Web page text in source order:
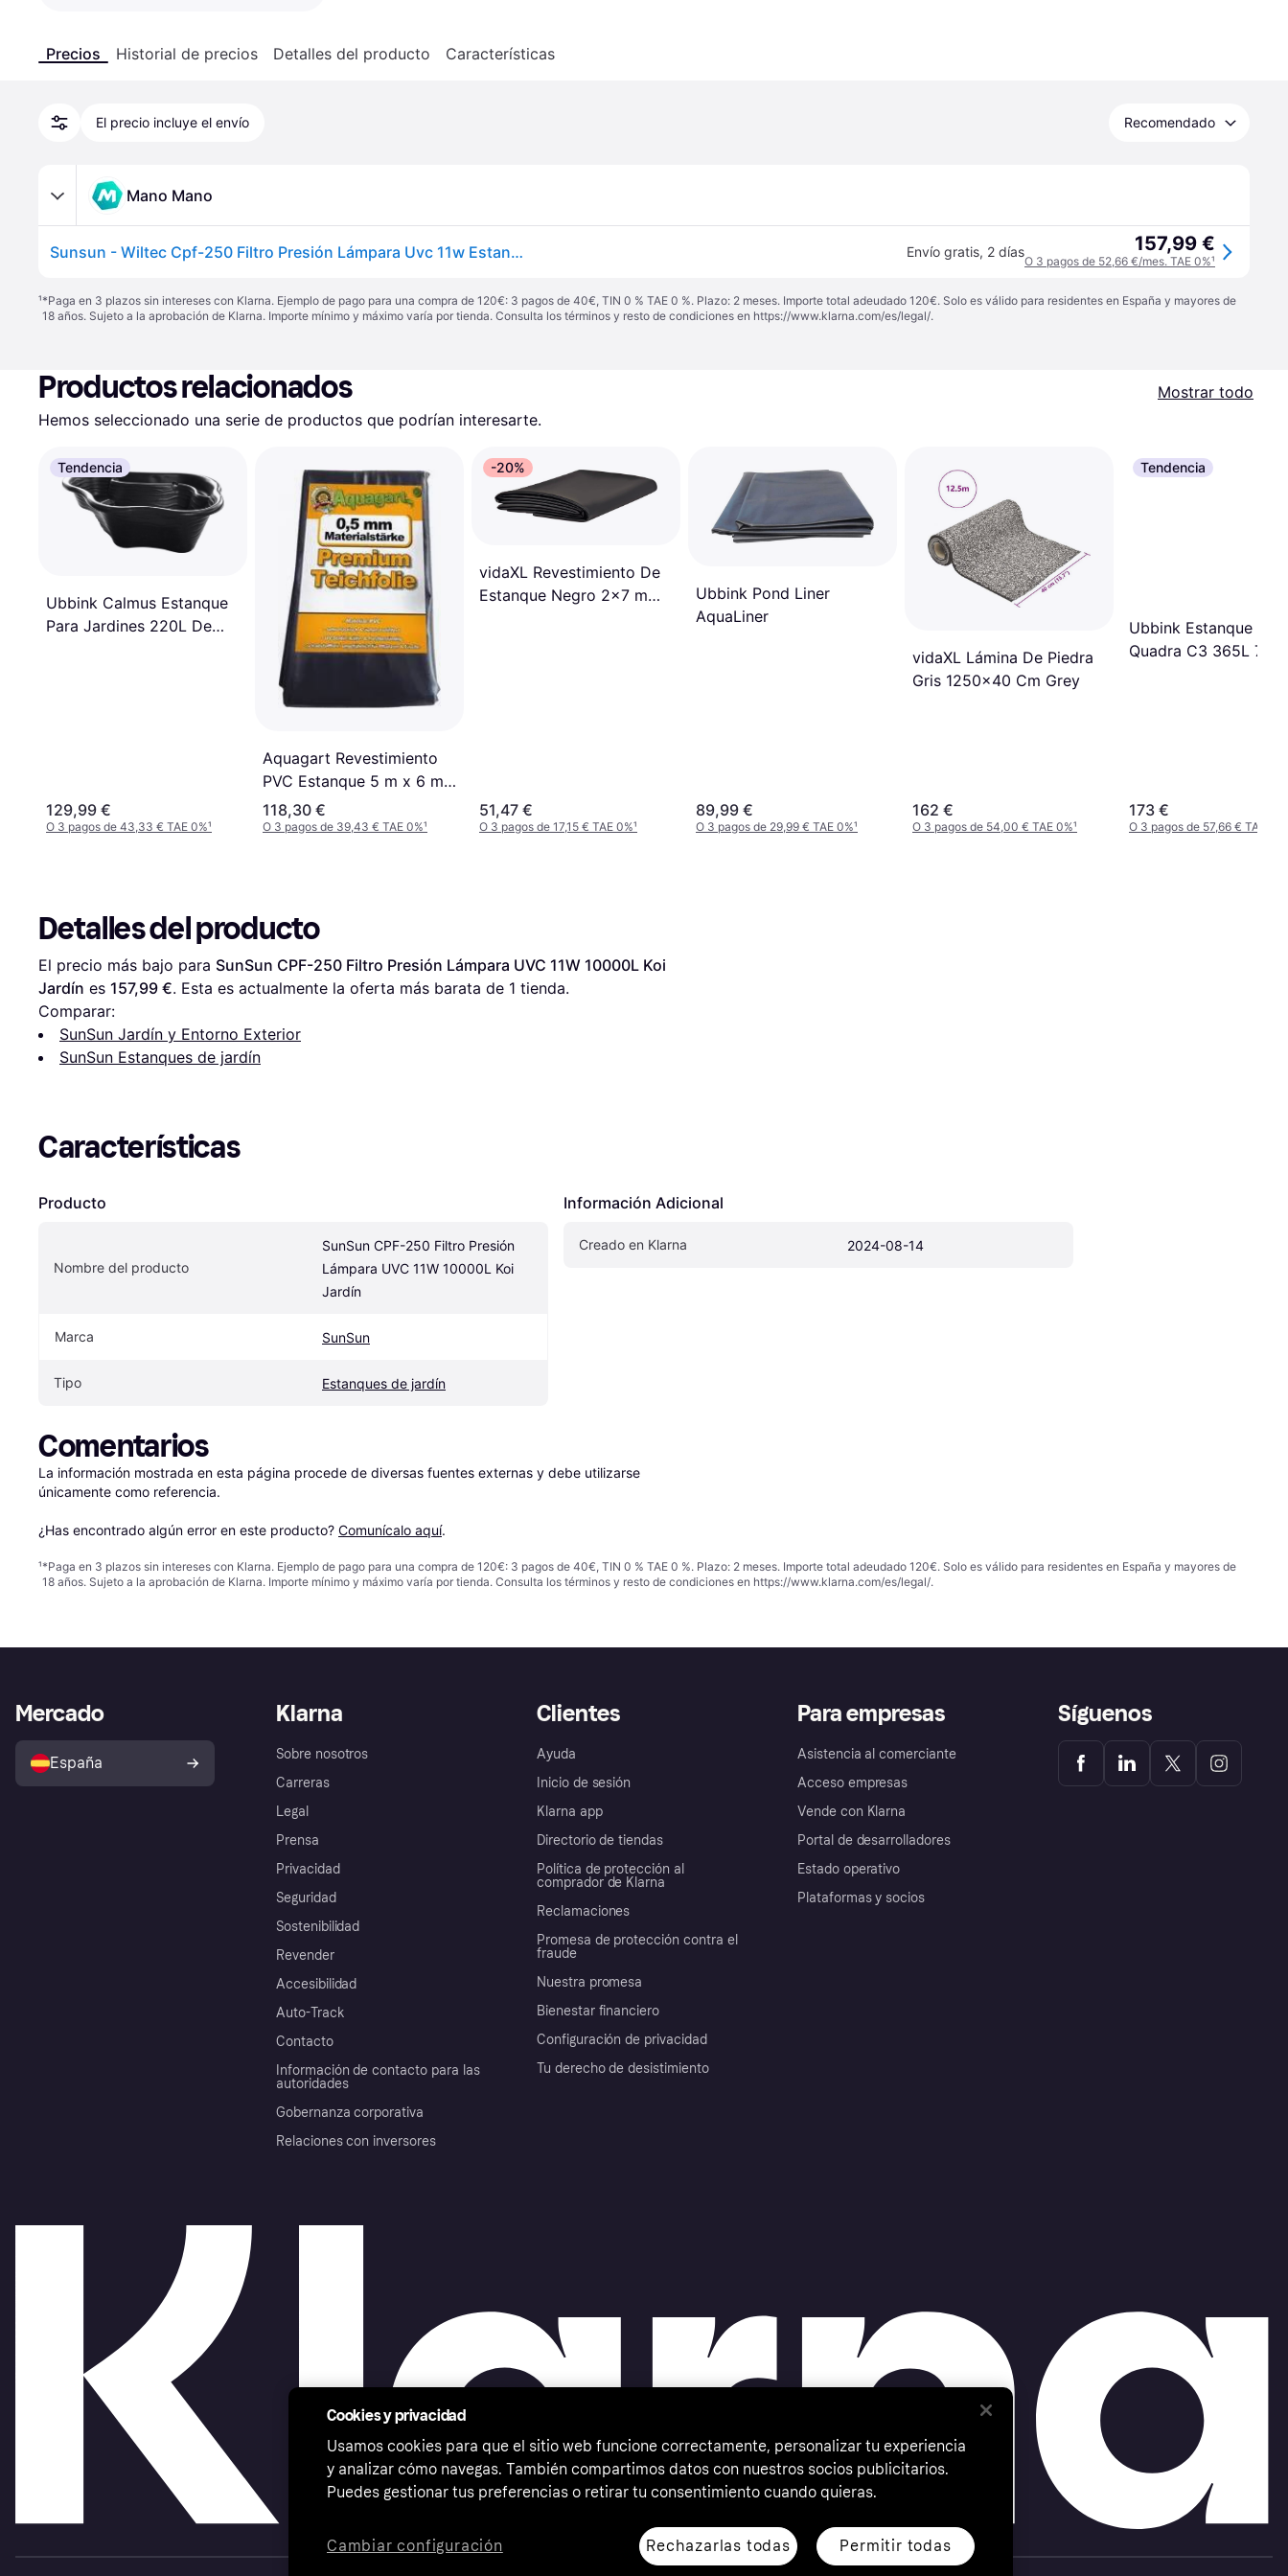
Precios Historial de precios Detalles del producto Características
El precio incluye el envío Recomendado
Mano Mano
Sunsun - Wiltec Cpf-250 Filtro Presión Lámpara Uvc 11w Estanques Hasta 10000l Koi Jardín Peces Jardinería Envío gratis, 2 días 157,99 €
O 3 pagos de 52,66 €/mes. TAE 0%¹
¹*Paga en 3 plazos sin intereses con Klarna. Ejemplo de pago para una compra de 120€: 3 pagos de 40€, TIN 0 % TAE 0 %. Plazo: 2 meses. Importe total adeudado 120€. Solo es válido para residentes en España y mayores de
18 años. Sujeto a la aprobación de Klarna. Importe mínimo y máximo varía por tienda. Consulta los términos y resto de condiciones en https://www.klarna.com/es/legal/.
Productos relacionados
Mostrar todo
Hemos seleccionado una serie de productos que podrían interesarte.
Tendencia
Ubbink Calmus Estanque
Para Jardines 220L De
129,99 €
O 3 pagos de 43,33 € TAE 0%¹
Aquagart Revestimiento
PVC Estanque 5 m x 6 m
0.5 mm
118,30 €
O 3 pagos de 39,43 € TAE 0%¹
-20%
vidaXL Revestimiento De
Estanque Negro 2x7 m
51,47 €
O 3 pagos de 17,15 € TAE 0%¹
Ubbink Pond Liner
AquaLiner
89,99 €
O 3 pagos de 29,99 € TAE 0%¹
vidaXL Lámina De Piedra
Gris 1250x40 Cm Grey
162 €
O 3 pagos de 54,00 € TAE 0%¹
Tendencia
Ubbink Estanque
Quadra C3 365L 72
173 €
O 3 pagos de 57,66 € TAE 0%
Detalles del producto
El precio más bajo para SunSun CPF-250 Filtro Presión Lámpara UVC 11W 10000L Koi
Jardín es 157,99 €. Esta es actualmente la oferta más barata de 1 tienda.
Comparar:
SunSun Jardín y Entorno Exterior
SunSun Estanques de jardín
Características
Producto
Nombre del producto
SunSun CPF-250 Filtro Presión
Lámpara UVC 11W 10000L Koi
Jardín
Marca SunSun
Tipo Estanques de jardín
Información Adicional
Creado en Klarna 2024-08-14
Comentarios
La información mostrada en esta página procede de diversas fuentes externas y debe utilizarse
únicamente como referencia.
¿Has encontrado algún error en este producto? Comunícalo aquí.
¹*Paga en 3 plazos sin intereses con Klarna. Ejemplo de pago para una compra de 120€: 3 pagos de 40€, TIN 0 % TAE 0 %. Plazo: 2 meses. Importe total adeudado 120€. Solo es válido para residentes en España y mayores de
18 años. Sujeto a la aprobación de Klarna. Importe mínimo y máximo varía por tienda. Consulta los términos y resto de condiciones en https://www.klarna.com/es/legal/.
Klarna
Sobre nosotros
Carreras
Legal
Prensa
Privacidad
Seguridad
Sostenibilidad
Revender
Accesibilidad
Auto-Track
Contacto
Información de contacto para las
autoridades
Gobernanza corporativa
Relaciones con inversores
Clientes
Ayuda
Inicio de sesión
Klarna app
Directorio de tiendas
Política de protección al
comprador de Klarna
Reclamaciones
Promesa de protección contra el
fraude
Nuestra promesa
Bienestar financiero
Configuración de privacidad
Tu derecho de desistimiento
Para empresas
Asistencia al comerciante
Acceso empresas
Vende con Klarna
Portal de desarrolladores
Estado operativo
Plataformas y socios
Mercado
España
Síguenos
Cookies y privacidad
Usamos cookies para que el sitio web funcione correctamente, personalizar tu experiencia
y analizar cómo navegas. También compartimos datos con nuestros socios publicitarios.
Puedes gestionar tus preferencias o retirar tu consentimiento cuando quieras.
Rechazarlas todas Permitir todas
Cambiar configuración